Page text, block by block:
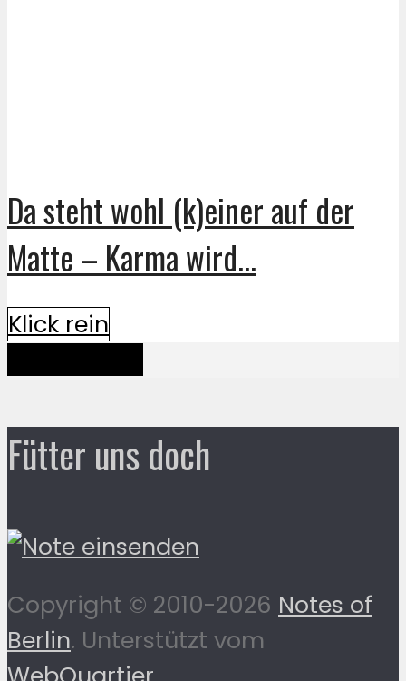
Da steht wohl (k)einer auf der
Matte – Karma wird...
Klick rein
Fütter uns doch
Copyright © 2010-2026 Notes of
Berlin. Unterstützt vom